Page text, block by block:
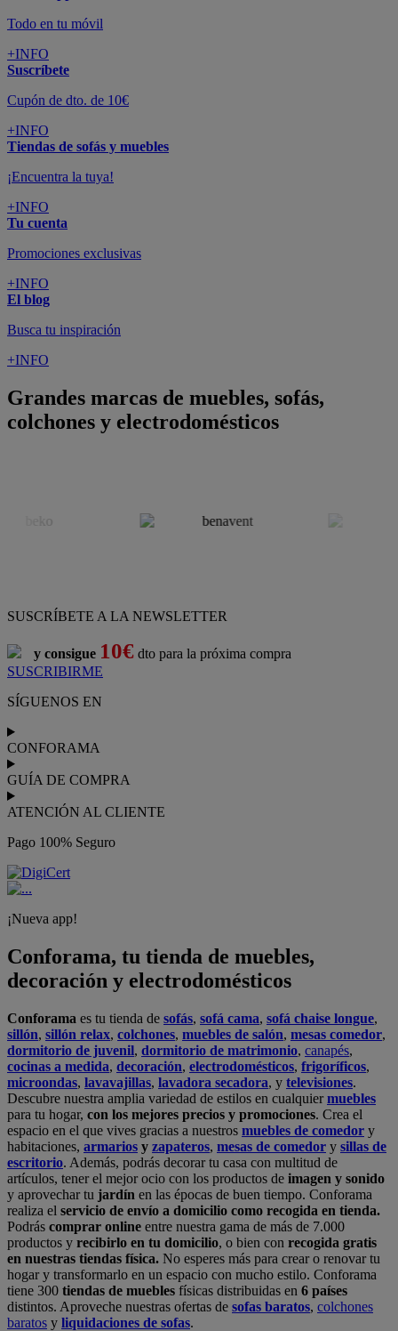
Todo en tu móvil
+INFO
Suscríbete
Cupón de dto. de 10€
+INFO
Tiendas de sofás y muebles
¡Encuentra la tuya!
+INFO
Tu cuenta
Promociones exclusivas
+INFO
El blog
Busca tu inspiración
+INFO
Grandes marcas de muebles, sofás,
colchones y electrodomésticos
SUSCRÍBETE A LA NEWSLETTER
y consigue 10€ dto para la próxima compra
SUSCRIBIRME
SÍGUENOS EN
CONFORAMA
GUÍA DE COMPRA
ATENCIÓN AL CLIENTE
Pago 100% Seguro
¡Nueva app!
Conforama, tu tienda de muebles,
decoración y electrodomésticos
Conforama es tu tienda de sofás, sofá cama, sofá chaise longue,
sillón, sillón relax, colchones, muebles de salón, mesas comedor,
dormitorio de juvenil, dormitorio de matrimonio, canapés,
cocinas a medida, decoración, electrodomésticos, frigoríficos,
microondas, lavavajillas, lavadora secadora, y televisiones.
Descubre nuestra amplia variedad de estilos en cualquiermuebles
para tu hogar, con los mejores precios y promociones. Crea el
espacio en el que vives gracias a nuestros muebles de comedor y
habitaciones, armarios y zapateros, mesas de comedor y sillas de
escritorio. Además, podrás decorar tu casa con multitud de
artículos, tener el mejor ocio con los productos de imagen y sonido
y aprovechar tu jardín en las épocas de buen tiempo. Conforama
realiza el servicio de envío a domicilio como recogida en tienda.
Podrás comprar online entre nuestra gama de más de 7.000
productos y recibirlo en tu domicilio, o bien con recogida gratis
en nuestras tiendas física. No esperes más para crear o renovar tu
hogar y transformarlo en un espacio con mucho estilo. Conforama
tiene 300 tiendas de muebles físicas distribuidas en 6 países
distintos. Aproveche nuestras ofertas de sofas baratos, colchones
baratos y liquidaciones de sofas.